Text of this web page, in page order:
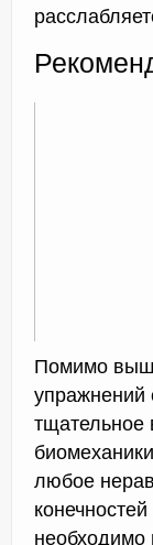
Помимо
упражнений
тщательное
любое